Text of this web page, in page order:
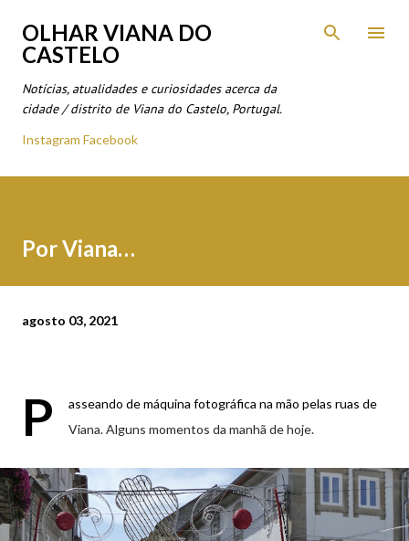
Avançar para o conteúdo principal
OLHAR VIANA DO
CASTELO
Notícias, atualidades e curiosidades acerca da
cidade / distrito de Viana do Castelo, Portugal.
Instagram Facebook
Por Viana…
agosto 03, 2021
P
asseando de máquina fotográfica na mão pelas ruas de
Viana. Alguns momentos da manhã de hoje.